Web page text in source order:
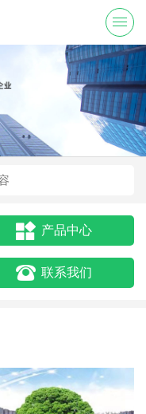
产品中心
联系我们